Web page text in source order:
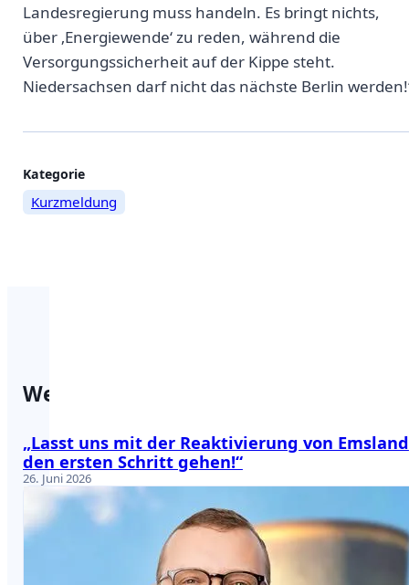
Landesregierung muss handeln. Es bringt nichts,
über ‚Energiewende‘ zu reden, während die
Versorgungssicherheit auf der Kippe steht.
Niedersachsen darf nicht das nächste Berlin
Weitere
Informationen
Kategorie
Kurzmeldung
Weitere Beiträge
„Lasst uns mit der Reaktivierung von Emsland
den ersten Schritt gehen!“
26. Juni 2026